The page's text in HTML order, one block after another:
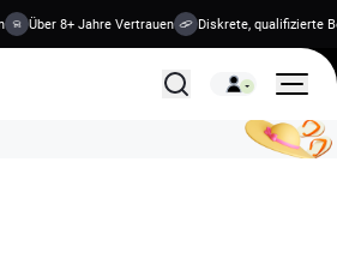
Über 8+ Jahre Vertrauen Diskrete, qualifizierte
Alle Behandlungen